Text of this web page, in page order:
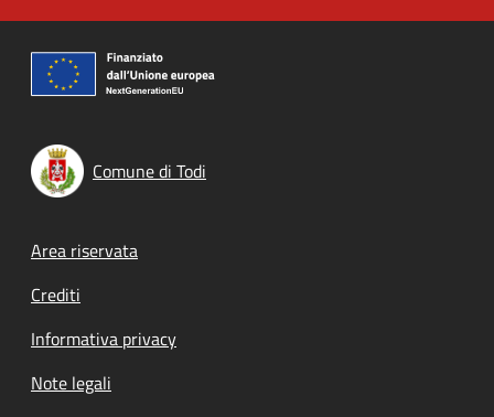
Comune di Todi
Footer menu
Area riservata
Crediti
Informativa privacy
Note legali